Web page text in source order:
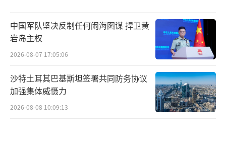
中国军队坚决反制任何闹海图谋 捍卫黄
岩岛主权
2026-08-07 17:05:06
沙特土耳其巴基斯坦签署共同防务协议
加强集体威慑力
2026-08-08 10:09:13